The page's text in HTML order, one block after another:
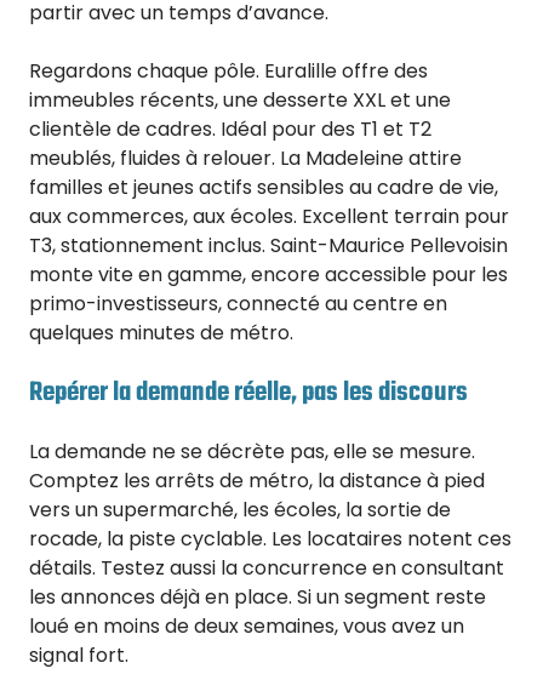
partir avec un temps d’avance.
Regardons chaque pôle. Euralille offre des
immeubles récents, une desserte XXL et une
clientèle de cadres. Idéal pour des T1 et T2
meublés, fluides à relouer. La Madeleine attire
familles et jeunes actifs sensibles au cadre de vie,
aux commerces, aux écoles. Excellent terrain pour
T3, stationnement inclus. Saint-Maurice Pellevoisin
monte vite en gamme, encore accessible pour les
primo-investisseurs, connecté au centre en
quelques minutes de métro.
Repérer la demande réelle, pas les discours
La demande ne se décrète pas, elle se mesure.
Comptez les arrêts de métro, la distance à pied
vers un supermarché, les écoles, la sortie de
rocade, la piste cyclable. Les locataires notent ces
détails. Testez aussi la concurrence en consultant
les annonces déjà en place. Si un segment reste
loué en moins de deux semaines, vous avez un
signal fort.